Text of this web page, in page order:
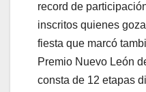
record de
inscritos quienes
fiesta que marcó
Premio Nuevo León
consta de 12 etapas